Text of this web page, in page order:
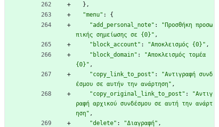
} ,
"menu" :
{
"add_personal_note" :
"Προσθήκη προσω
πικής σημείωσης σε {0}" ,
"block_account" : "Αποκλεισμός {0}" ,
"block_domain" :
"Αποκλεισμός τομέα
{0}" ,
"copy_link_to_post" :
"Αντιγραφή συνδ
έσμου σε αυτήν την ανάρτηση" ,
"copy_original_link_to_post" :
"Αντιγ
ραφή αρχικού συνδέσμου σε αυτή την ανάρτ
ηση" ,
"delete" : "Διαγραφή" ,